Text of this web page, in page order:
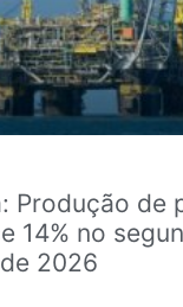
Produção de
14% no
2026